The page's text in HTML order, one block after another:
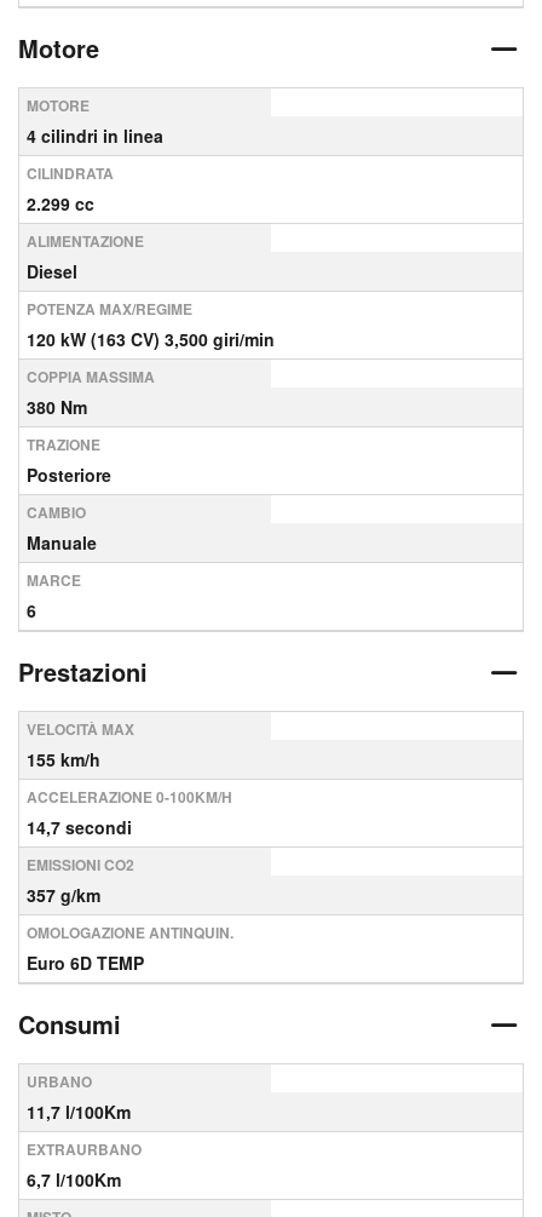
Motore
MOTORE
4 cilindri in linea
CILINDRATA
2.299 cc
ALIMENTAZIONE
Diesel
POTENZA MAX/REGIME
120 kW (163 CV) 3,500 giri/min
COPPIA MASSIMA
380 Nm
TRAZIONE
Posteriore
CAMBIO
Manuale
MARCE
6
Prestazioni
VELOCITÀ MAX
155 km/h
ACCELERAZIONE 0-100KM/H
14,7 secondi
EMISSIONI CO2
357 g/km
OMOLOGAZIONE ANTINQUIN.
Euro 6D TEMP
Consumi
URBANO
11,7 l/100Km
EXTRAURBANO
6,7 l/100Km